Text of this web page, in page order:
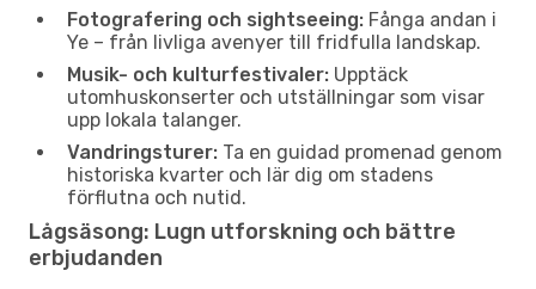
Fotografering och sightseeing: Fånga andan i
Ye – från livliga avenyer till fridfulla landskap.
Musik- och kulturfestivaler: Upptäck
utomhuskonserter och utställningar som visar
upp lokala talanger.
Vandringsturer: Ta en guidad promenad genom
historiska kvarter och lär dig om stadens
förflutna och nutid.
Lågsäsong: Lugn utforskning och bättre
erbjudanden